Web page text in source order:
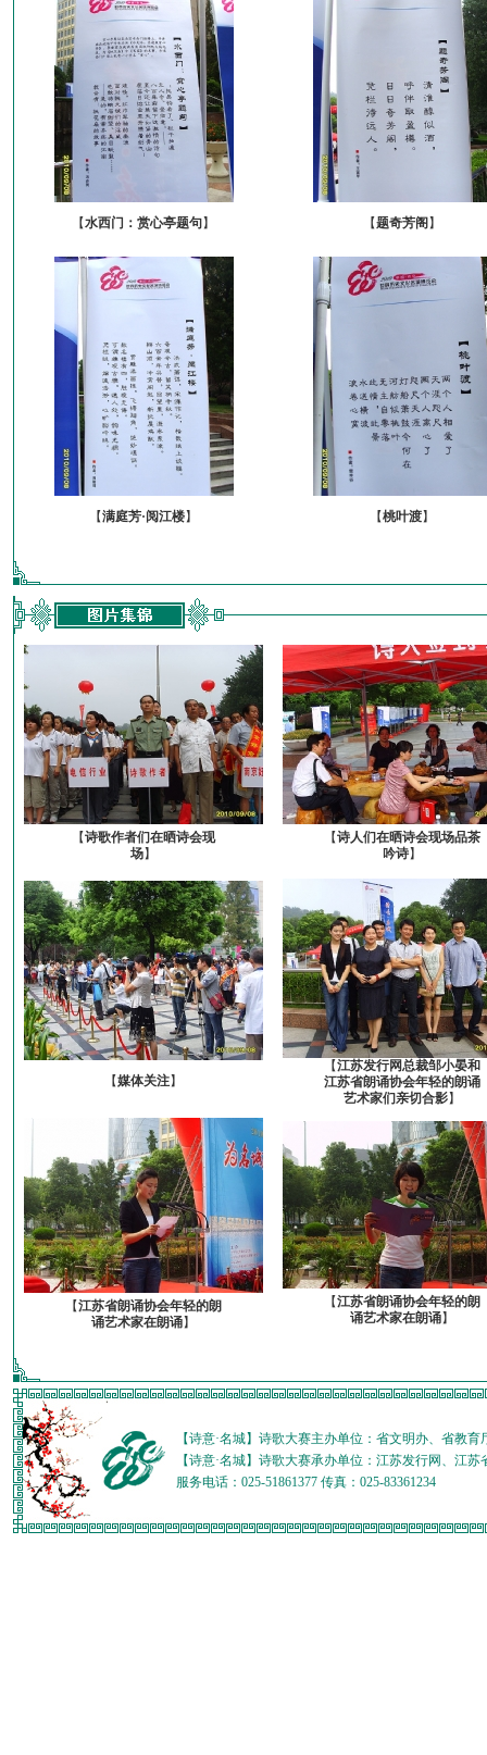
【水西门：赏心亭题句】 【题奇芳阁 】
【满庭芳·阅江楼】 【桃叶渡】
【诗歌作者们在晒诗会现
场】
【诗人们在晒诗会现场品茶
吟诗】
【媒体关注】
【江苏发行网总裁邹小晏和
江苏省朗诵协会年轻的朗诵
艺术家们亲切合影】
【江苏省朗诵协会年轻的朗
诵艺术家在朗诵】
【江苏省朗诵协会年轻的朗
诵艺术家在朗诵】
【诗意·名城】诗歌大赛主办单位：省文明办、省教
【诗意·名城】诗歌大赛承办单位：江苏发行网、江
服务电话：025-51861377 传真：025-83361234